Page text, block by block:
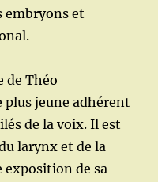
embryons et
de Théo
plus jeune adhérent
de la voix. Il est
larynx et de la
exposition de sa